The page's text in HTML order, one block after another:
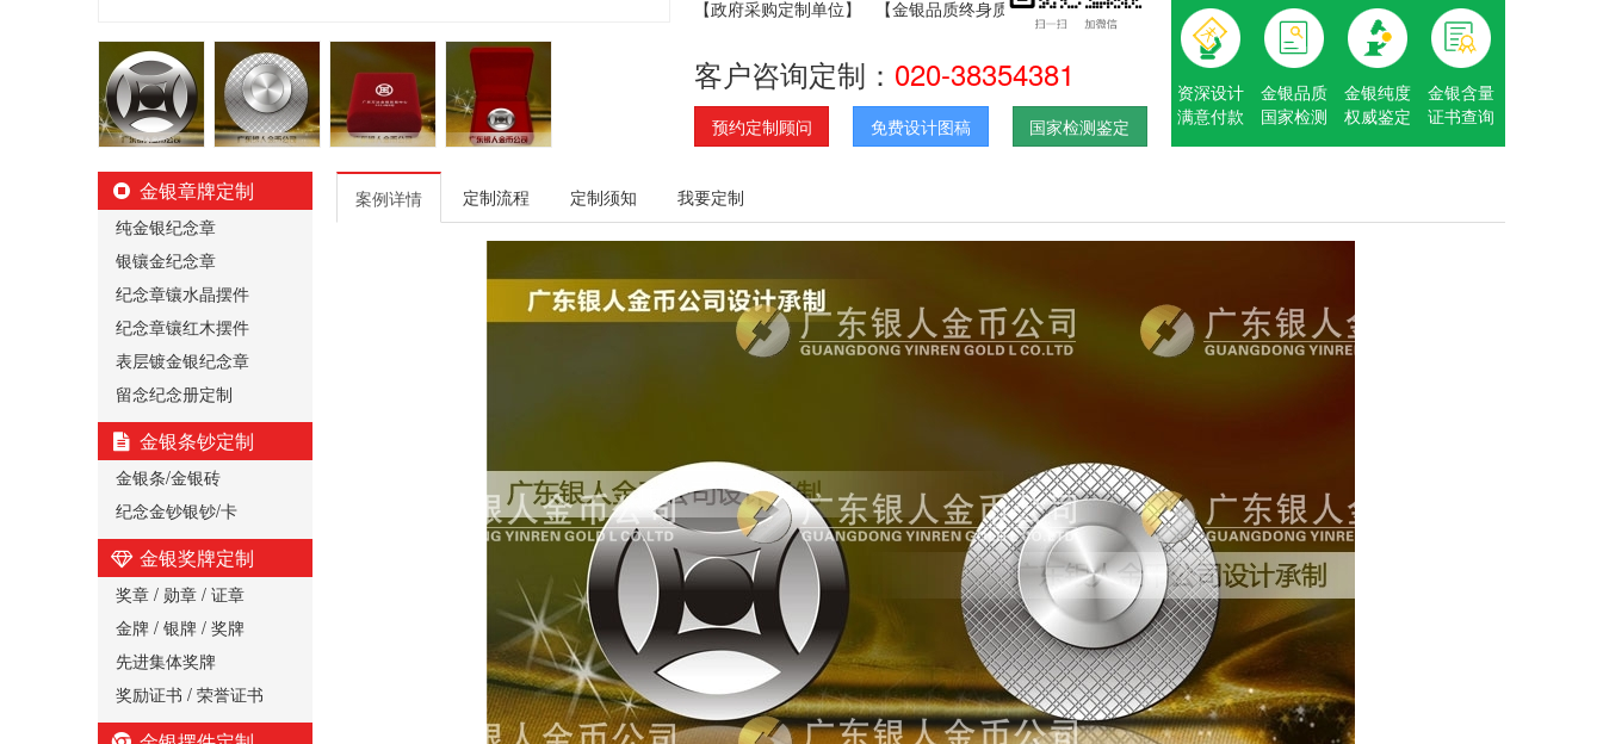
【政府采购定制单位】 【金银品质终身质保】
客户咨询定制： 020-38354381
预约定制顾问 免费设计图稿 国家检测鉴定
资深设计
满意付款
金银品质
国家检测
金银纯度
权威鉴定
金银含量
证书查询
金银章牌定制
纯金银纪念章
银镶金纪念章
纪念章镶水晶摆件
纪念章镶红木摆件
表层镀金银纪念章
留念纪念册定制
金银条钞定制
金银条/金银砖
纪念金钞银钞/卡
金银奖牌定制
奖章 / 勋章 / 证章
金牌 / 银牌 / 奖牌
先进集体奖牌
奖励证书 / 荣誉证书
案例详情 定制流程 定制须知 我要定制